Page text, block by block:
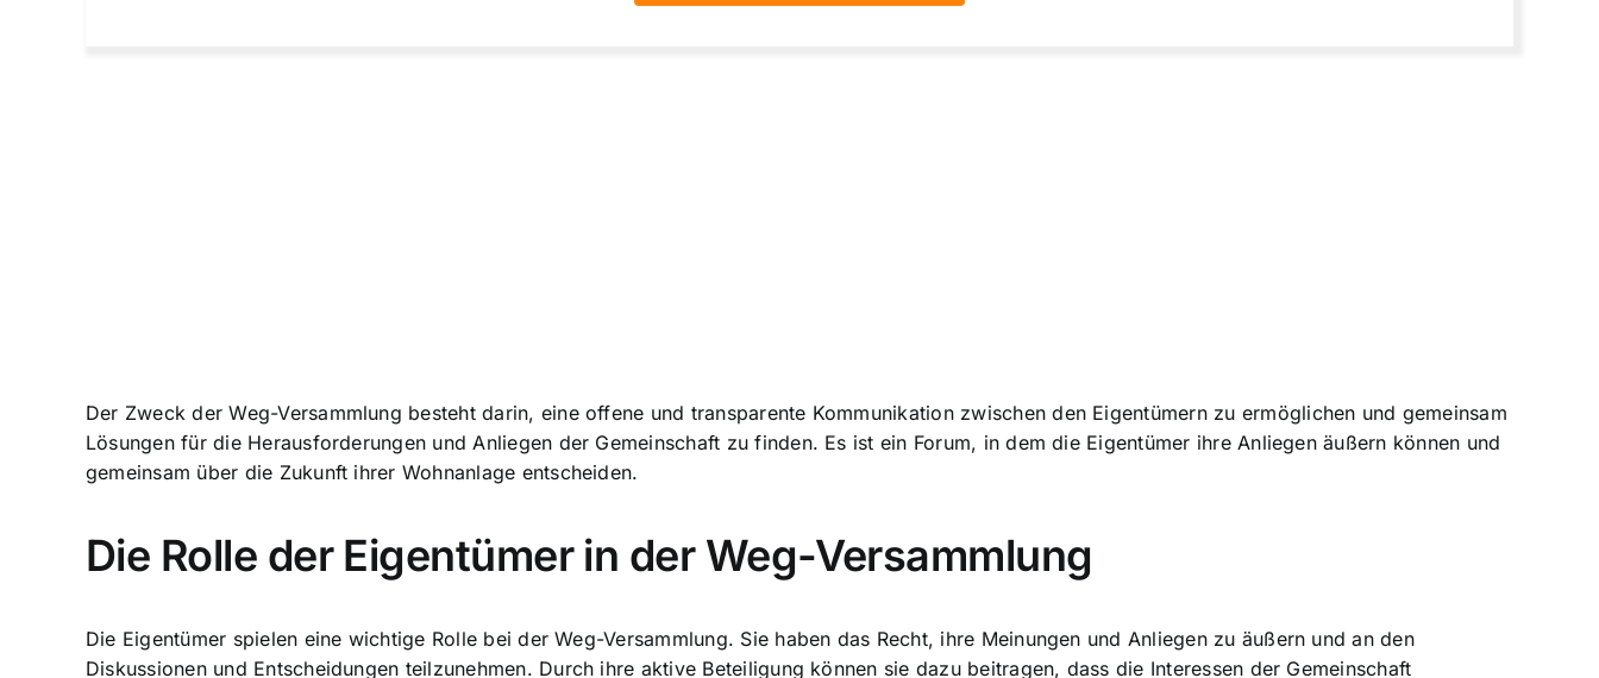
Der Zweck der Weg-Versammlung besteht darin, eine offene und transparente Kommunikation zwischen den Eigentümern zu ermöglichen und gemeinsam
Lösungen für die Herausforderungen und Anliegen der Gemeinschaft zu finden. Es ist ein Forum, in dem die Eigentümer ihre Anliegen äußern können und
gemeinsam über die Zukunft ihrer Wohnanlage entscheiden.
Die Rolle der Eigentümer in der Weg-Versammlung
Die Eigentümer spielen eine wichtige Rolle bei der Weg-Versammlung. Sie haben das Recht, ihre Meinungen und Anliegen zu äußern und an den
Diskussionen und Entscheidungen teilzunehmen. Durch ihre aktive Beteiligung können sie dazu beitragen, dass die Interessen der Gemeinschaft